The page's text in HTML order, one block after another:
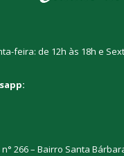
feira: de 12h às 18h e
266 – Bairro Santa